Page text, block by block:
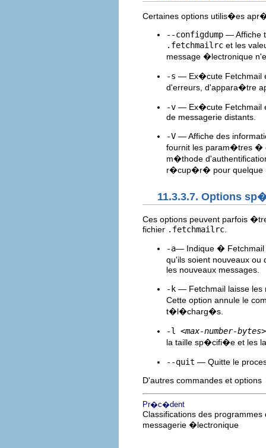
Certaines options utilis�es
--configdump — Affiche
.fetchmailrc et les
message �lectronique
-s — Ex�cute Fetchmail
d'erreurs, d'appara�tre
-v — Ex�cute Fetchmail
de messagerie distants.
-V — Affiche des
fournit les param�tres �
m�thode
r�cup�r� pour quelque
11.3.3.7. Options
Ces options peuvent parfois
fichier .fetchmailrc
-a— Indique � Fetchmail
qu'ils soient nouveaux
les nouveaux messages.
-k — Fetchmail laisse
Cette option annule le
t�l�charg�s.
-l <max-number-bytes>
la taille sp�cifi�e et les
--quit — Quitte le
D'autres commandes et options
Pr�c�dent
Classifications des programmes
messagerie �lectronique